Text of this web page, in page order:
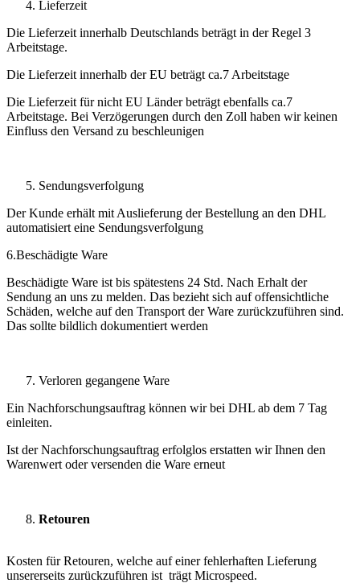
Lieferzeit
Die Lieferzeit innerhalb Deutschlands beträgt in der Regel 3
Arbeitstage.
Die Lieferzeit innerhalb der EU beträgt ca.7 Arbeitstage
Die Lieferzeit für nicht EU Länder beträgt ebenfalls ca.7
Arbeitstage. Bei Verzögerungen durch den Zoll haben wir keinen
Einfluss den Versand zu beschleunigen
Sendungsverfolgung
Der Kunde erhält mit Auslieferung der Bestellung an den DHL
automatisiert eine Sendungsverfolgung
6.Beschädigte Ware
Beschädigte Ware ist bis spätestens 24 Std. Nach Erhalt der
Sendung an uns zu melden. Das bezieht sich auf offensichtliche
Schäden, welche auf den Transport der Ware zurückzuführen sind.
Das sollte bildlich dokumentiert werden
Verloren gegangene Ware
Ein Nachforschungsauftrag können wir bei DHL ab dem 7 Tag
einleiten.
Ist der Nachforschungsauftrag erfolglos erstatten wir Ihnen den
Warenwert oder versenden die Ware erneut
Retouren
Kosten für Retouren, welche auf einer fehlerhaften Lieferung
unsererseits zurückzuführen ist trägt Microspeed.